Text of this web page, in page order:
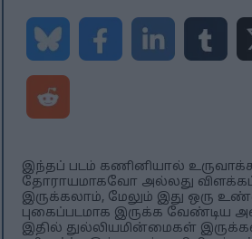
இந்தப் படம் கணினியால்
தோராயமாகவோ அல்லது
இருக்கலாம், மேலும் இது ஒரு
புகைப்படமாக இருக்க வேண்டிய
இதில் துல்லியமின்மைகள்